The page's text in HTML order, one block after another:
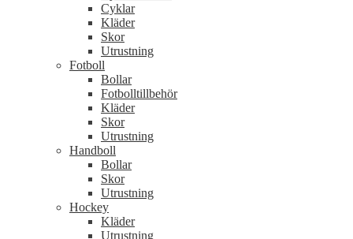
Cyklar
Kläder
Skor
Utrustning
Fotboll
Bollar
Fotbolltillbehör
Kläder
Skor
Utrustning
Handboll
Bollar
Skor
Utrustning
Hockey
Kläder
Utrustning